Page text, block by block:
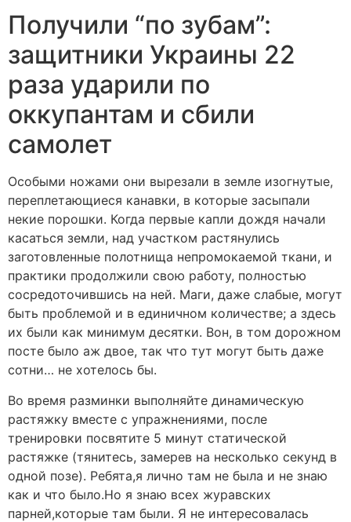
Получили “по зубам”:
защитники Украины 22
раза ударили по
оккупантам и сбили
самолет
Особыми ножами они вырезали в земле изогнутые,
переплетающиеся канавки, в которые засыпали
некие порошки. Когда первые капли дождя начали
касаться земли, над участком растянулись
заготовленные полотнища непромокаемой ткани, и
практики продолжили свою работу, полностью
сосредоточившись на ней. Маги, даже слабые, могут
быть проблемой и в единичном количестве; а здесь
их были как минимум десятки. Вон, в том дорожном
посте было аж двое, так что тут могут быть даже
сотни… не хотелось бы.
Во время разминки выполняйте динамическую
растяжку вместе с упражнениями, после
тренировки посвятите 5 минут статической
растяжке (тянитесь, замерев на несколько секунд в
одной позе). Ребята,я лично там не была и не знаю
как и что было.Но я знаю всех журавских
парней,которые там были. Я не интересовалась